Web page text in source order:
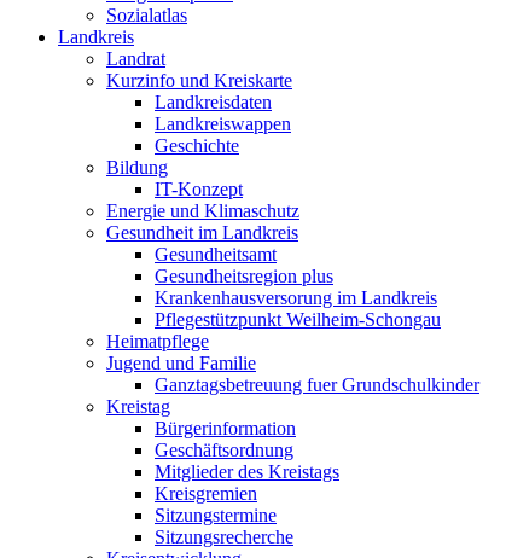
Sozialatlas
Landkreis
Landrat
Kurzinfo und Kreiskarte
Landkreisdaten
Landkreiswappen
Geschichte
Bildung
IT-Konzept
Energie und Klimaschutz
Gesundheit im Landkreis
Gesundheitsamt
Gesundheitsregion plus
Krankenhausversorung im Landkreis
Pflegestützpunkt Weilheim-Schongau
Heimatpflege
Jugend und Familie
Ganztagsbetreuung fuer Grundschulkinder
Kreistag
Bürgerinformation
Geschäftsordnung
Mitglieder des Kreistags
Kreisgremien
Sitzungstermine
Sitzungsrecherche